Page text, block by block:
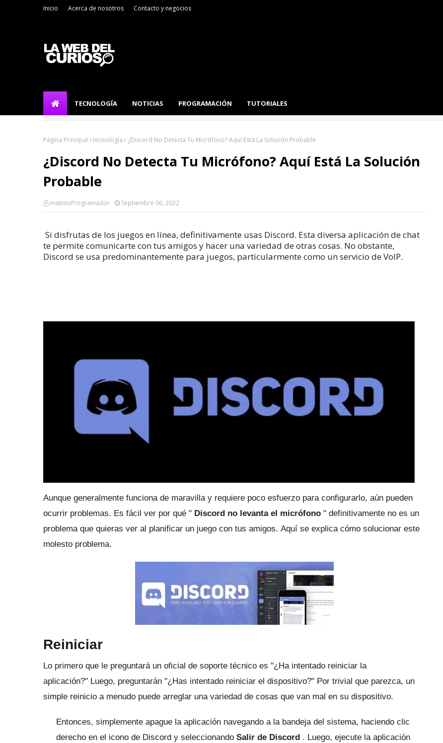
Inicio Acerca de nosotros Contacto y negocios
TECNOLOGÍA NOTICIAS PROGRAMACIÓN TUTORIALES
Página Principal tecnología ¿Discord No Detecta Tu Micrófono? Aquí Está La Solución Probable
¿Discord No Detecta Tu Micrófono? Aquí Está La Solución
Probable
InstintoProgramador Septiembre 06, 2022
Si disfrutas de los juegos en línea, definitivamente usas Discord. Esta diversa aplicación de chat
te permite comunicarte con tus amigos y hacer una variedad de otras cosas. No obstante,
Discord se usa predominantemente para juegos, particularmente como un servicio de VoIP.
Aunque generalmente funciona de maravilla y requiere poco esfuerzo para configurarlo, aún pueden
ocurrir problemas. Es fácil ver por qué " Discord no levanta el micrófono " definitivamente no es un
problema que quieras ver al planificar un juego con tus amigos. Aquí se explica cómo solucionar este
molesto problema.
Reiniciar
Lo primero que le preguntará un oficial de soporte técnico es "¿Ha intentado reiniciar la
aplicación?" Luego, preguntarán "¿Has intentado reiniciar el dispositivo?" Por trivial que parezca, un
simple reinicio a menudo puede arreglar una variedad de cosas que van mal en su dispositivo.
Entonces, simplemente apague la aplicación navegando a la bandeja del sistema, haciendo clic
derecho en el icono de Discord y seleccionando Salir de Discord . Luego, ejecute la aplicación